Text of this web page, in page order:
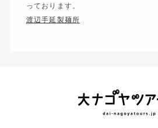
っております。
渡辺手延製麺所